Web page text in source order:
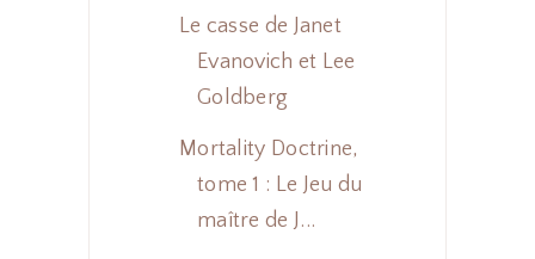
Le casse de Janet
Evanovich et Lee
Goldberg
Mortality Doctrine,
tome 1 : Le Jeu du
maître de J...